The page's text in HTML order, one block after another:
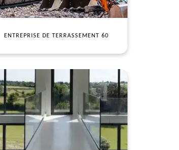
ENTREPRISE DE TERRASSEMENT 60